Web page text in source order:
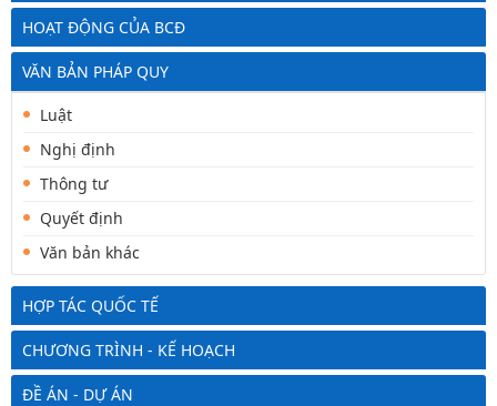
HOẠT ĐỘNG CỦA BCĐ
VĂN BẢN PHÁP QUY
Luật
Nghị định
Thông tư
Quyết định
Văn bản khác
HỢP TÁC QUỐC TẾ
CHƯƠNG TRÌNH - KẾ HOẠCH
ĐỀ ÁN - DỰ ÁN